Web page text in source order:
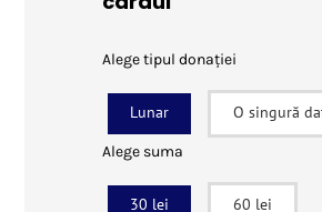
Alege tipul donației
Lunar O singură
Alege suma
30 lei 60 lei